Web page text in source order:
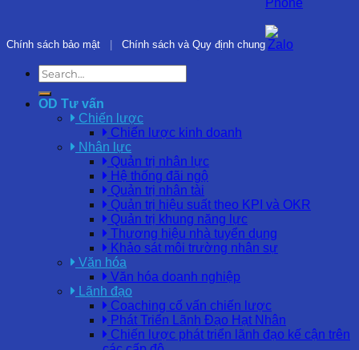
Chính sách bảo mật | Chính sách và Quy định chung
OD Tư vấn
Chiến lược
Chiến lược kinh doanh
Nhân lực
Quản trị nhân lực
Hệ thống đãi ngộ
Quản trị nhân tài
Quản trị hiệu suất theo KPI và OKR
Quản trị khung năng lực
Thương hiệu nhà tuyển dụng
Khảo sát môi trường nhân sự
Văn hóa
Văn hóa doanh nghiệp
Lãnh đạo
Coaching cố vấn chiến lược
Phát Triển Lãnh Đạo Hạt Nhân
Chiến lược phát triển lãnh đạo kế cận trên